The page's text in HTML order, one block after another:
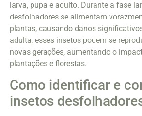
larva, pupa e adulto. Durante a fase
desfolhadores se alimentam
plantas, causando danos
adulta, esses insetos podem se
novas gerações, aumentando o
plantações e florestas.
Como identificar e
insetos